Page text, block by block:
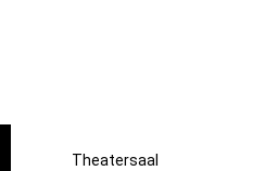
Theatersaal